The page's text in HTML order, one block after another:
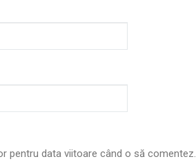
pentru data viitoare când o să comentez.